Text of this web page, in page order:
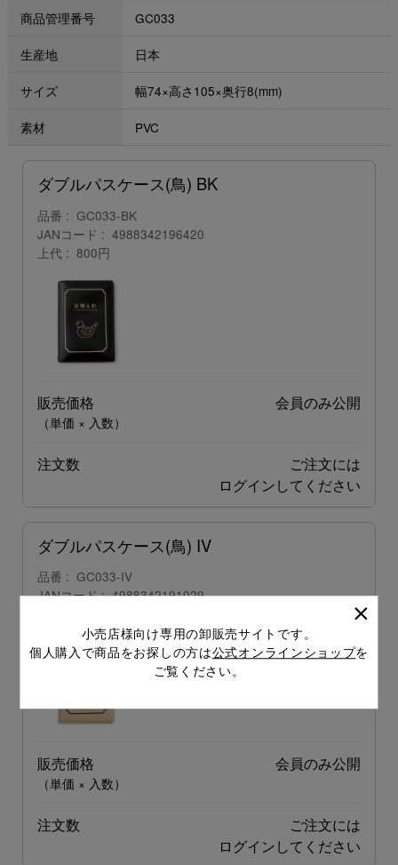
小売店様向け専用の卸販売サイトです。
個人購入で商品をお探しの方は公式オンラインショップを
ご覧ください。
商品管理番号 GC033
生産地 日本
サイズ 幅74×高さ105×奥行8(mm)
素材 PVC
ダブルパスケース(鳥) BK
品番
GC033-BK
JANコード
4988342196420
上代
800円
販売価格
（単価 × 入数）
会員のみ公開
注文数
ご注文には
ログインしてください
ダブルパスケース(鳥) IV
品番
GC033-IV
JANコード
4988342191029
販売価格
（単価 × 入数）
会員のみ公開
注文数
ご注文には
ログインしてください